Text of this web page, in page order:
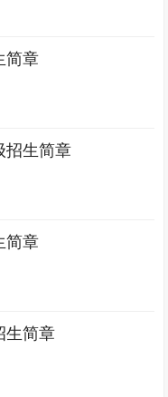
简章
招生简章
简章
生简章